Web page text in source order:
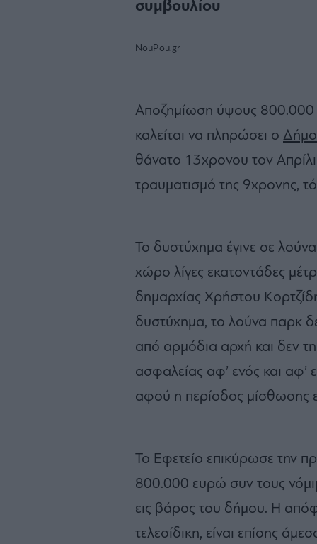
συμβουλίου
NouPou.gr
Aποζημίωση ύψους 800.000
καλείται να πληρώσει ο
θάνατο 13χρονου τον
τραυματισμό της 9χρονης,
Το δυστύχημα έγινε σε
χώρο λίγες εκατοντάδες
δημαρχίας Χρήστου
δυστύχημα, το λούνα παρκ
από αρμόδια αρχή και δεν
ασφαλείας αφ’ ενός και αφ’
αφού η περίοδος μίσθωσης
Το Εφετείο επικύρωσε την
800.000 ευρώ συν τους
εις βάρος του δήμου. Η
τελεσίδικη, είναι επίσης